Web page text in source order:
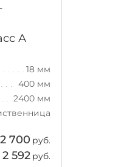
А
18 мм
400 мм
2400 мм
2 700 руб.
2 592 руб.